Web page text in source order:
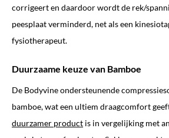
corrigeert en daardoor wordt de rek/
peesplaat verminderd, net als een
fysiotherapeut.
Duurzaame keuze van Bamboe
De Bodyvine ondersteunende
bamboe, wat een ultiem draagcomfort
duurzamer product is in vergelijking met